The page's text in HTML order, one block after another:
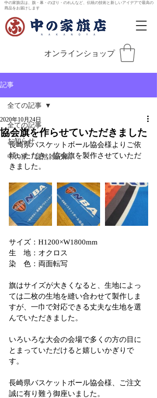
中の家旗店は、旗・幕・のぼり・のれんなど、伝統の技術と新しいアイデアで最高の
商品をお届けします
オンラインショップ
記事
全ての記事
お知らせ
中の家「徒然雑記帳」
全ての記事
協会旗を作らせていただきました
2020年10月24日
長崎県バスケットボール協会様よりご依
頼いただき、協会旗を製作させていただ
きました。
サイズ：H1200×W1800mm
生　地：オクロス
染　色：両面転写
旗はサイズが大きくなると、生地によっ
ては二枚の生地を縫い合わせて製作しま
すが、一巾で対応できる丈夫な生地を選
んでいただきました。
いろいろな大会の会場で多くの方の目に
とまっていただけると嬉しいかぎりで
す。
長崎県バスケットボール協会様、ご注文
誠に有り難う御座いました。